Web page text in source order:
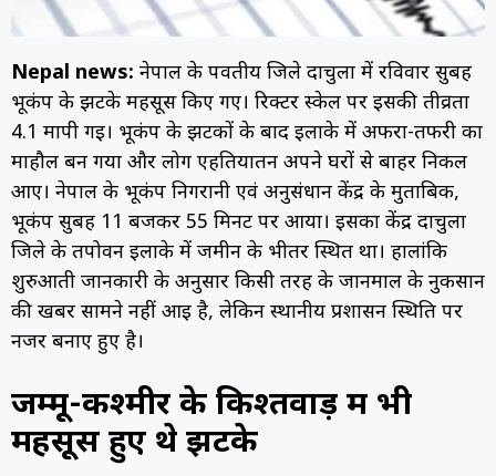
Nepal news: नेपाल के पर्वतीय जिले दार्चुला में रविवार सुबह
भूकंप के झटके महसूस किए गए। रिक्टर स्केल पर इसकी तीव्रता
4.1 मापी गई। भूकंप के झटकों के बाद इलाके में अफरा-तफरी का
माहौल बन गया और लोग एहतियातन अपने घरों से बाहर निकल
आए। नेपाल के भूकंप निगरानी एवं अनुसंधान केंद्र के मुताबिक,
भूकंप सुबह 11 बजकर 55 मिनट पर आया। इसका केंद्र दार्चुला
जिले के तपोवन इलाके में जमीन के भीतर स्थित था। हालांकि
शुरुआती जानकारी के अनुसार किसी तरह के जानमाल के नुकसान
की खबर सामने नहीं आई है, लेकिन स्थानीय प्रशासन स्थिति पर
नजर बनाए हुए है।
जम्मू-कश्मीर के किश्तवाड़ में भी
महसूस हुए थे झटके